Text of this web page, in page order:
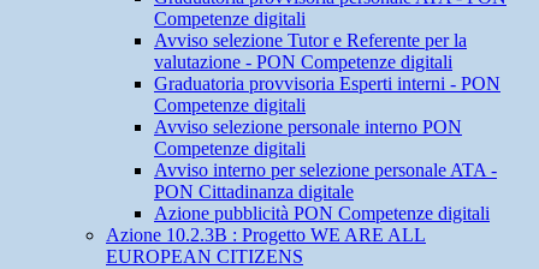
Competenze digitali
Avviso selezione Tutor e Referente per la
valutazione - PON Competenze digitali
Graduatoria provvisoria Esperti interni - PON
Competenze digitali
Avviso selezione personale interno PON
Competenze digitali
Avviso interno per selezione personale ATA -
PON Cittadinanza digitale
Azione pubblicità PON Competenze digitali
Azione 10.2.3B : Progetto WE ARE ALL
EUROPEAN CITIZENS